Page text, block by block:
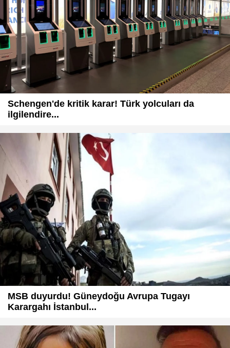
Schengen'de kritik karar! Türk yolcuları da
ilgilendire...
MSB duyurdu! Güneydoğu Avrupa Tugayı
Karargahı İstanbul...